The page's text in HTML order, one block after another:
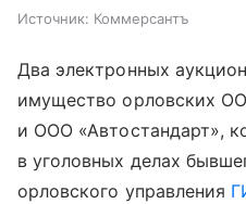
Источник: Коммерсантъ
Два электронных
имущество орловских
и ООО «Автостандарт»,
в уголовных делах
орловского управления